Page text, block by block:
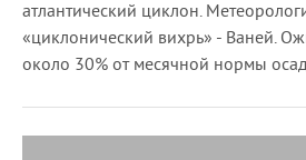
атлантический циклон.
«циклонический вихрь» - Ваней.
около 30% от месячной нормы